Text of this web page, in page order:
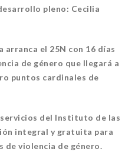
pleno: Cecilia
el 25N con 16 días
de género que llegará a
puntos cardinales de
del Instituto de las
integral y gratuita para
de violencia de género.